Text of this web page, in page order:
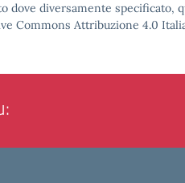
dove diversamente specificato,
Commons Attribuzione 4.0